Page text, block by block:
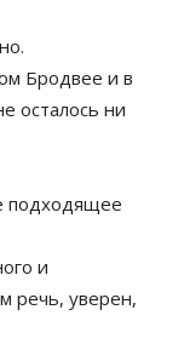
Бродвее и в
осталось ни
подходящее
и
речь, уверен,